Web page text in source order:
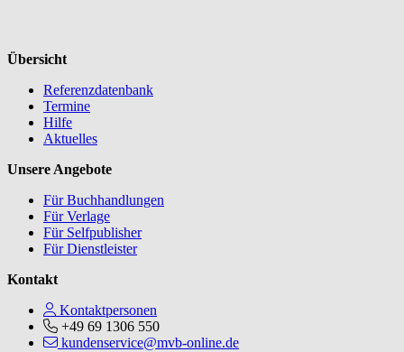
Übersicht
Referenzdatenbank
Termine
Hilfe
Aktuelles
Unsere Angebote
Für Buchhandlungen
Für Verlage
Für Selfpublisher
Für Dienstleister
Kontakt
Kontaktpersonen
+49 69 1306 550
kundenservice@mvb-online.de